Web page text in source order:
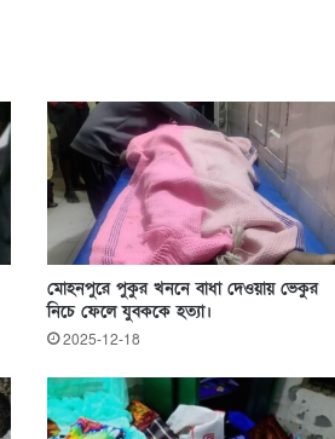
মোহনপুরে পুকুর খননে বাধা দেওয়ায় ভেকুর
নিচে ফেলে যুবককে হত্যা।
2025-12-18